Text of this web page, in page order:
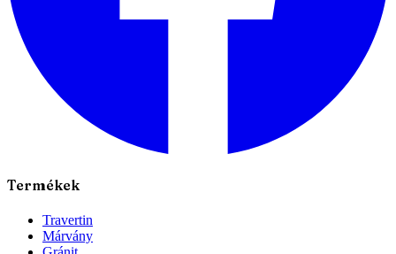
Termékek
Travertin
Márvány